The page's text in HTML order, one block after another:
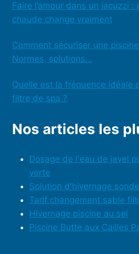
Faire l’amour dans un jacuzzi :
chaude change vraiment
Comment sécuriser une
Normes, solutions…
Quelle est la fréquence idéale
filtre de spa ?
Nos articles les
Dosage de l'eau de javel
verte
Solution d'hivernage
Tarif changement sable
Hivernage piscine au sel
Piscine Butte aux Cailles